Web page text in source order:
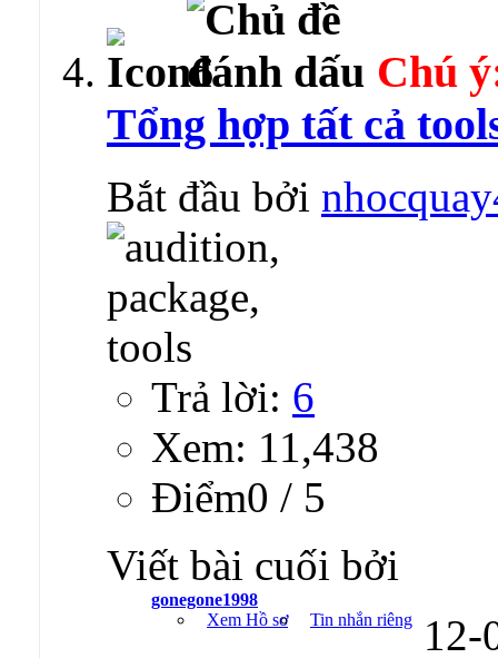
Chú
Tổng hợp tất cả
Bắt đầu bởi
Trả lời: 6
Xem: 11,438
Ðiểm0 / 5
Viết bài cuối bởi
gonegone1998
Xem Hồ sơ
Tin nhắn riêng